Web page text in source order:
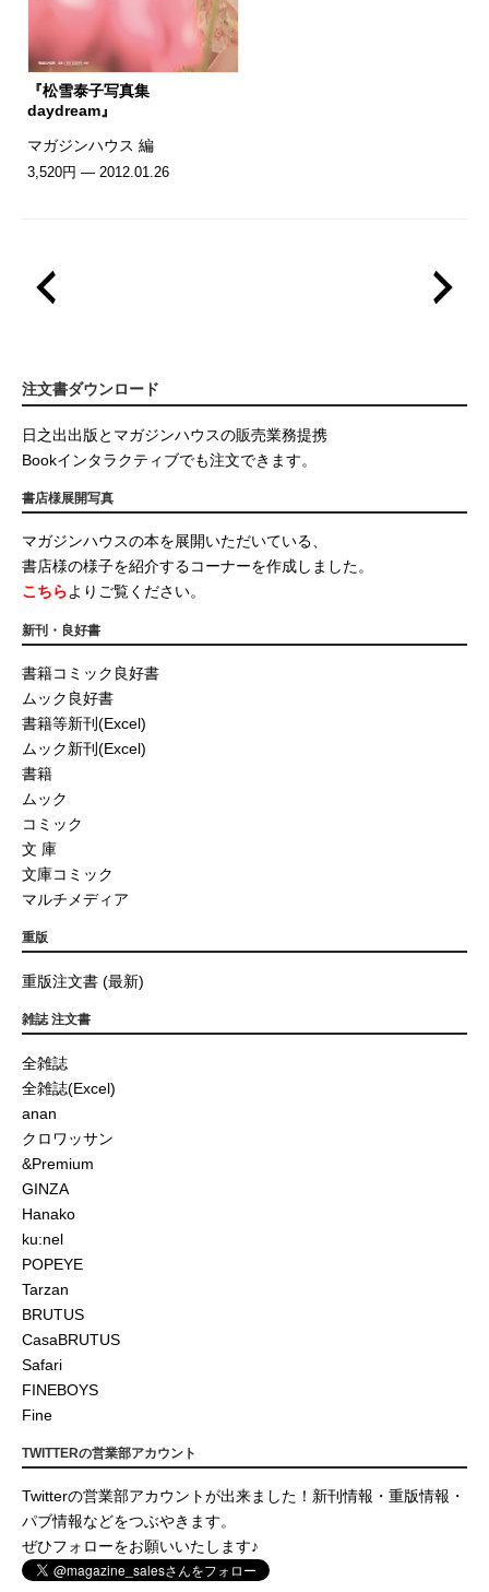
『松雪泰子写真集
daydream』
マガジンハウス 編
3,520円 — 2012.01.26
注文書ダウンロード
日之出出版とマガジンハウスの販売業務提携
Bookインタラクティブでも注文できます。
書店様展開写真
マガジンハウスの本を展開いただいている、
書店様の様子を紹介するコーナーを作成しました。
こちらよりご覧ください。
新刊・良好書
書籍コミック良好書
ムック良好書
書籍等新刊(Excel)
ムック新刊(Excel)
書籍
ムック
コミック
文 庫
文庫コミック
マルチメディア
重版
重版注文書 (最新)
雑誌 注文書
全雑誌
全雑誌(Excel)
anan
クロワッサン
&Premium
GINZA
Hanako
ku:nel
POPEYE
Tarzan
BRUTUS
CasaBRUTUS
Safari
FINEBOYS
Fine
TWITTERの営業部アカウント
Twitterの営業部アカウントが出来ました！新刊情報・重版情報・
パブ情報などをつぶやきます。
ぜひフォローをお願いいたします♪